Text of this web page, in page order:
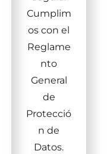
Cumplim
os con el
Reglame
nto
General
de
Protecció
n de
Datos.